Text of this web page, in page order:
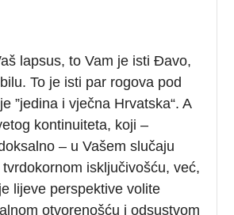
lapsus, to Vam je isti Đavo,
To je isti par rogova pod
”jedina i vječna Hrvatska“. A
kontinuiteta, koji –
– u Vašem slučaju
isključivošću, već,
lijeve perspektive volite
otvorenošću i odsustvom